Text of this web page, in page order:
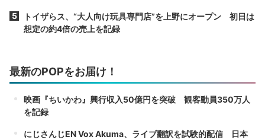
トイザらス、“大人向け玩具専門店”を上野にオープン 初日は
想定の約4倍の売上を記録
最新のPOPをお届け！
映画『ちいかわ』興行収入50億円を突破 観客動員350万人
を記録
にじさんじEN Vox Akuma、ライブ翻訳を試験的配信 日本